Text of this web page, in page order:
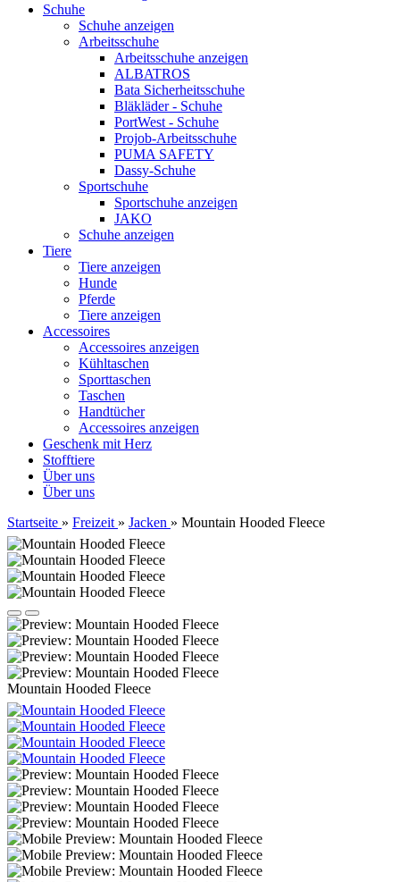
Schuhe
Schuhe anzeigen
Arbeitsschuhe
Arbeitsschuhe anzeigen
ALBATROS
Bata Sicherheitsschuhe
Bläkläder - Schuhe
PortWest - Schuhe
Projob-Arbeitsschuhe
PUMA SAFETY
Dassy-Schuhe
Sportschuhe
Sportschuhe anzeigen
JAKO
Schuhe anzeigen
Tiere
Tiere anzeigen
Hunde
Pferde
Tiere anzeigen
Accessoires
Accessoires anzeigen
Kühltaschen
Sporttaschen
Taschen
Handtücher
Accessoires anzeigen
Geschenk mit Herz
Stofftiere
Über uns
Über uns
Startseite » Freizeit » Jacken » Mountain Hooded Fleece
Mountain Hooded Fleece